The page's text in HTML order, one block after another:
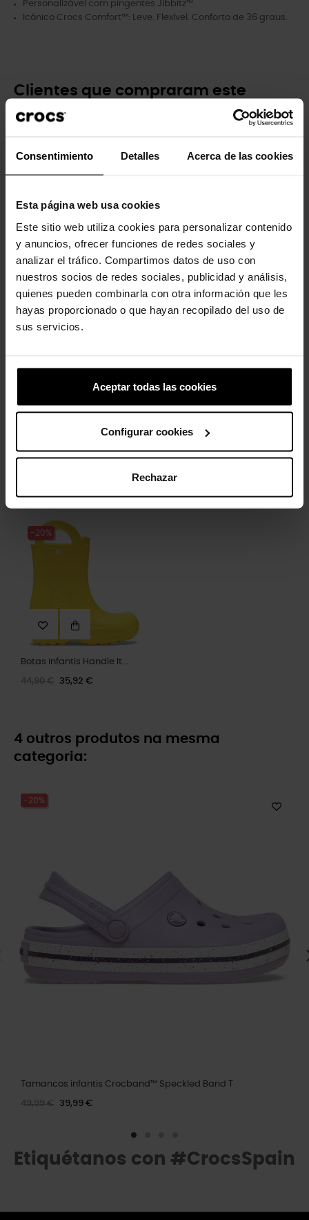
Consentimiento Detalles Acerca de las cookies
Esta página web usa cookies
Este sitio web utiliza cookies para personalizar contenido
y anuncios, ofrecer funciones de redes sociales y
analizar el tráfico. Compartimos datos de uso con
nuestros socios de redes sociales, publicidad y análisis,
quienes pueden combinarla con otra información que les
hayas proporcionado o que hayan recopilado del uso de
sus servicios.
Aceptar todas las cookies
Configurar cookies
Rechazar
Personalizável com pingentes Jibbitz™.
Icônico Crocs Comfort™: Leve. Flexível. Conforto de 36 graus.
Clientes que compraram este
produto também compraram:
Clássicos...
69,99 € 48,93 €
4,99 €
-20%
Botas infantis Handle It...
44,90 € 35,92 €
4 outros produtos na mesma
categoria:
-20%
Tamancos infantis Crocband™ Speckled Band T
49,99 € 39,99 €
Etiquétanos con #CrocsSpain